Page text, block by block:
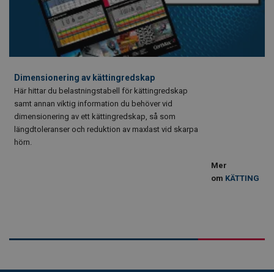
Dimensionering av kättingredskap
Här hittar du belastningstabell för kättingredskap
samt annan viktig information du behöver vid
dimensionering av ett kättingredskap, så som
längdtoleranser och reduktion av maxlast vid skarpa
hörn.
Mer
om KÄTTING